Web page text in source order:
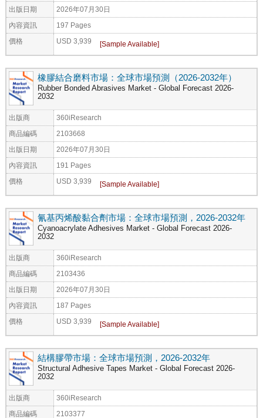
出版日期 2026年07月30日
內容資訊 197 Pages
價格 USD 3,939
橡膠結合磨料市場：全球市場預測（2026-2032年）
Rubber Bonded Abrasives Market - Global Forecast 2026-
2032
出版商 360iResearch
商品編碼 2103668
出版日期 2026年07月30日
內容資訊 191 Pages
價格 USD 3,939
氰基丙烯酸黏合劑市場：全球市場預測，2026-2032年
Cyanoacrylate Adhesives Market - Global Forecast 2026-
2032
出版商 360iResearch
商品編碼 2103436
出版日期 2026年07月30日
內容資訊 187 Pages
價格 USD 3,939
結構膠帶市場：全球市場預測，2026-2032年
Structural Adhesive Tapes Market - Global Forecast 2026-
2032
出版商 360iResearch
商品編碼 2103377